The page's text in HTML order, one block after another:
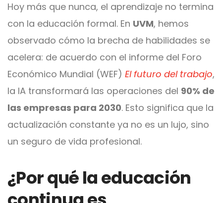
Hoy más que nunca, el aprendizaje no termina
con la educación formal. En UVM, hemos
observado cómo la brecha de habilidades se
acelera: de acuerdo con el informe del Foro
Económico Mundial (WEF) El futuro del trabajo,
la IA transformará las operaciones del 90% de
las empresas para 2030. Esto significa que la
actualización constante ya no es un lujo, sino
un seguro de vida profesional.
¿Por qué la educación